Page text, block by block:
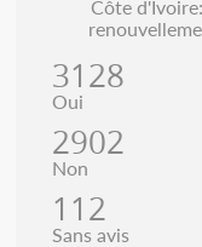
Côte
3128
Oui
2902
Non
112
Sans avis